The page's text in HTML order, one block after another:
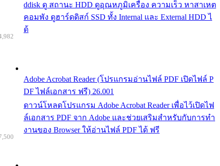
ddisk ดู สถานะ HDD ดูอุณหภูมิเครื่อง ความเร็ว หาสาเหต
คอมพัง ดูฮาร์ดดิสก์ SSD ทั้ง Internal และ External HDD ไ
ด้
Adobe Acrobat Reader (โปรแกรมอ่านไฟล์ PDF เปิดไฟล์ P
DF ไฟล์เอกสาร ฟรี) 26.001
ดาวน์โหลดโปรแกรม Adobe Acrobat Reader เพื่อไว้เปิดไฟ
ล์เอกสาร PDF จาก Adobe และช่วยเสริมสำหรับกับการทำ
งานของ Browser ให้อ่านไฟล์ PDF ได้ ฟรี